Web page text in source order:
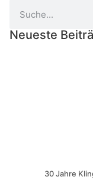
Neueste
30 Jahre